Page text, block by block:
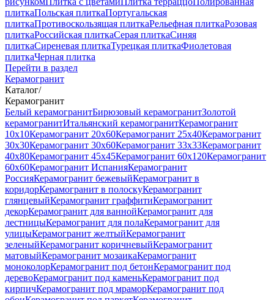
плиткаПольская плиткаПортугальская
плиткаПротивоскользящая плиткаРельефная плиткаРозовая
плиткаРоссийская плиткаСерая плиткаСиняя
плиткаСиреневая плиткаТурецкая плиткаФиолетовая
плиткаЧерная плитка
Перейти в раздел
Керамогранит
Каталог/
Керамогранит
Белый керамогранитБирюзовый керамогранитЗолотой
керамогранитИтальянский керамогранитКерамогранит
10x10Керамогранит 20x60Керамогранит 25x40Керамогранит
30x30Керамогранит 30x60Керамогранит 33x33Керамогранит
40x80Керамогранит 45x45Керамогранит 60x120Керамогранит
60x60Керамогранит ИспанияКерамогранит
РоссияКерамогранит бежевыйКерамогранит в
коридорКерамогранит в полоскуКерамогранит
глянцевыйКерамогранит граффитиКерамогранит
декорКерамогранит для ваннойКерамогранит для
лестницыКерамогранит для полаКерамогранит для
улицыКерамогранит желтыйКерамогранит
зеленыйКерамогранит коричневыйКерамогранит
матовыйКерамогранит мозаикаКерамогранит
моноколорКерамогранит под бетонКерамогранит под
деревоКерамогранит под каменьКерамогранит под
кирпичКерамогранит под мраморКерамогранит под